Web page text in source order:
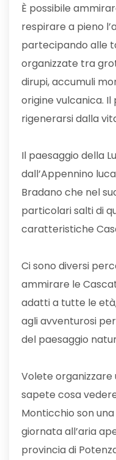
È possibile
respirare a pieno
partecipando alle
organizzate tra
dirupi, accumuli
origine vulcanica.
rigenerarsi dalla
Il paesaggio della
dall’Appennino
Bradano che nel
particolari salti di
caratteristiche
Ci sono diversi
ammirare le
adatti a tutte le
agli avventurosi
del paesaggio
Volete organizzare
sapete cosa
Monticchio son
giornata all’aria
provincia di